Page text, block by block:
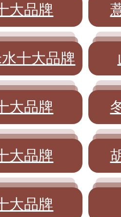
大品牌
十大品牌
大品牌
大品牌
大品牌